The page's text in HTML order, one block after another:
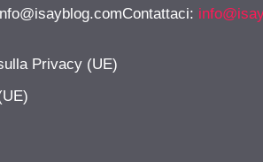
:
Privacy (UE)